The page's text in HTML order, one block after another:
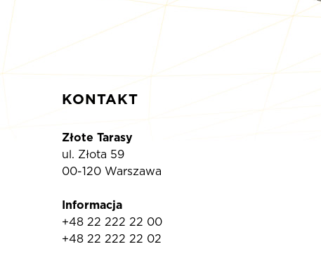
KONTAKT
Złote Tarasy
ul. Złota 59
00-120 Warszawa
Informacja
+48 22 222 22 00
+48 22 222 22 02